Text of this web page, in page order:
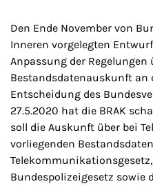
Den Ende November von
Inneren vorgelegten
Anpassung der Regelungen
Bestandsdatenauskunft an
Entscheidung des
27.5.2020 hat die BRAK
soll die Auskunft über bei
vorliegenden
Telekommunikationsgesetz,
Bundespolizeigesetz sowie